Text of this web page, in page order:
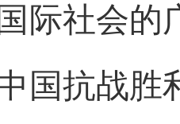
际社会的
国抗战胜